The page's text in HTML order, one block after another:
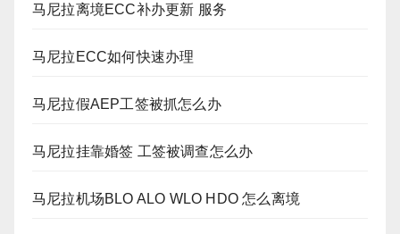
马尼拉离境ECC补办更新 服务
马尼拉ECC如何快速办理
马尼拉假AEP工签被抓怎么办
马尼拉挂靠婚签 工签被调查怎么办
马尼拉机场BLO ALO WLO HDO 怎么离境